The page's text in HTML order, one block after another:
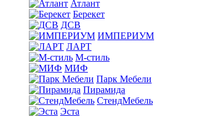
Атлант
Берекет
ДСВ
ИМПЕРИУМ
ЛАРТ
М-стиль
МИФ
Парк Мебели
Пирамида
СтендМебель
Эста